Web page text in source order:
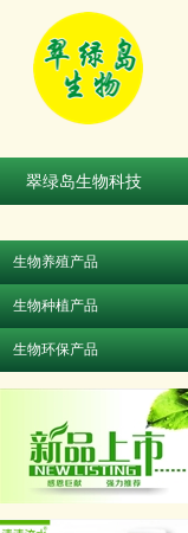
翠绿岛生物科技
生物养殖产品
生物种植产品
生物环保产品